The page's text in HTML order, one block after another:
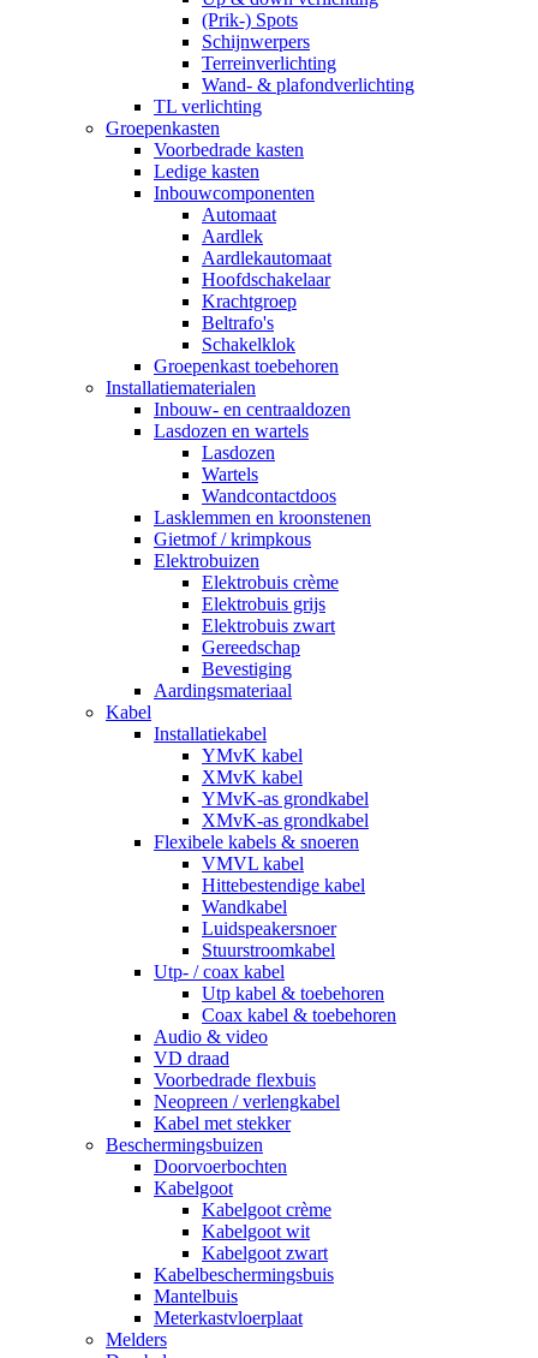
(Prik-) Spots
Schijnwerpers
Terreinverlichting
Wand- & plafondverlichting
TL verlichting
Groepenkasten
Voorbedrade kasten
Ledige kasten
Inbouwcomponenten
Automaat
Aardlek
Aardlekautomaat
Hoofdschakelaar
Krachtgroep
Beltrafo's
Schakelklok
Groepenkast toebehoren
Installatiematerialen
Inbouw- en centraaldozen
Lasdozen en wartels
Lasdozen
Wartels
Wandcontactdoos
Lasklemmen en kroonstenen
Gietmof / krimpkous
Elektrobuizen
Elektrobuis crème
Elektrobuis grijs
Elektrobuis zwart
Gereedschap
Bevestiging
Aardingsmateriaal
Kabel
Installatiekabel
YMvK kabel
XMvK kabel
YMvK-as grondkabel
XMvK-as grondkabel
Flexibele kabels & snoeren
VMVL kabel
Hittebestendige kabel
Wandkabel
Luidspeakersnoer
Stuurstroomkabel
Utp- / coax kabel
Utp kabel & toebehoren
Coax kabel & toebehoren
Audio & video
VD draad
Voorbedrade flexbuis
Neopreen / verlengkabel
Kabel met stekker
Beschermingsbuizen
Doorvoerbochten
Kabelgoot
Kabelgoot crème
Kabelgoot wit
Kabelgoot zwart
Kabelbeschermingsbuis
Mantelbuis
Meterkastvloerplaat
Melders